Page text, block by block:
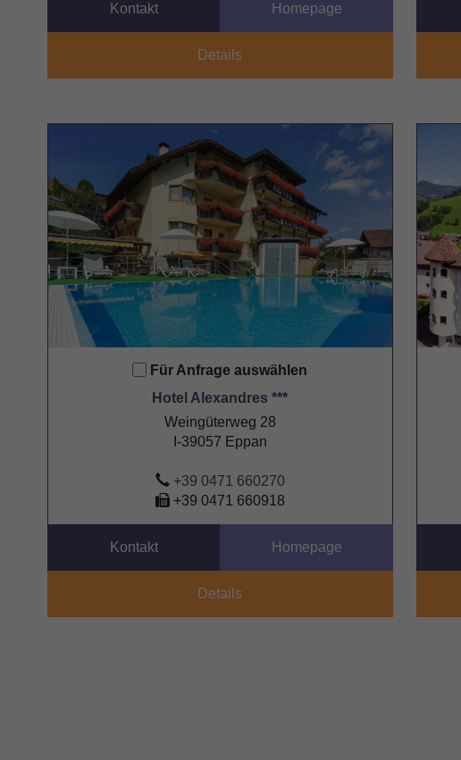
Kontakt Homepage
Details
Für Anfrage auswählen
Hotel Alexandres ***
Weingüterweg 28
I-39057 Eppan
+39 0471 660270
+39 0471 660918
Kontakt Homepage
Details